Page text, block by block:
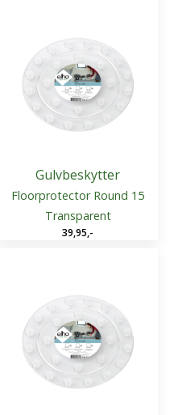
Gulvbeskytter
Floorprotector Round 15
Transparent
39,95,-